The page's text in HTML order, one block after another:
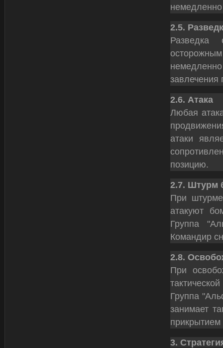
2.5.
Разведка
завлечения
2.6. Атака
Любая
атаки
позицию.
2.7. Штурм
При
атакуют
Группа
Командир
2.8.
При
Группа
занимает
прикрытием
3.